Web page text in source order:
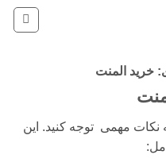
خرید المنت
نکات مهمی توجه کنید. این